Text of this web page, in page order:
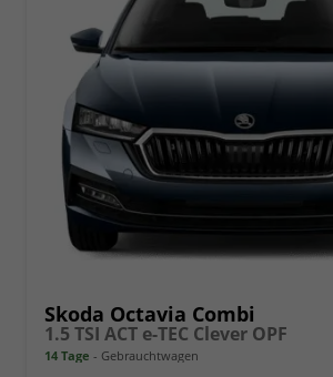
Skoda Octavia Combi
1.5 TSI ACT e-TEC Clever OPF
14 Tage Gebrauchtwagen